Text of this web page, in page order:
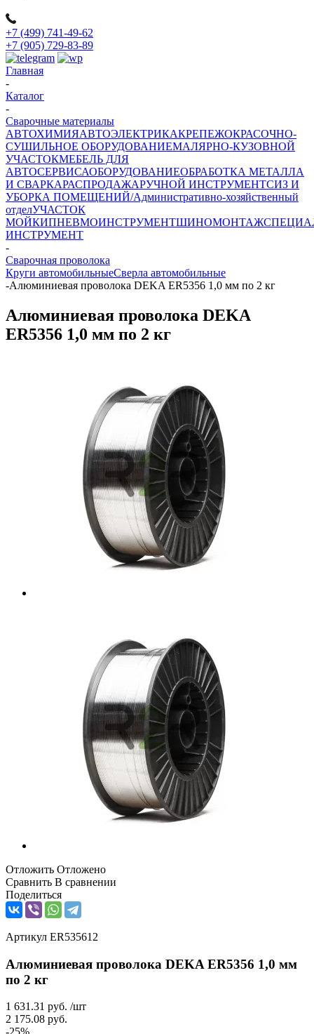
+7 (499) 741-49-62
+7 (905) 729-83-89
Главная
-
Каталог
-
Сварочные материалы
АВТОХИМИЯАВТОЭЛЕКТРИКАКРЕПЕЖОКРАСОЧНО-
СУШИЛЬНОЕ ОБОРУДОВАНИЕМАЛЯРНО-КУЗОВНОЙ
УЧАСТОКМЕБЕЛЬ ДЛЯ
АВТОСЕРВИСАОБОРУДОВАНИЕОБРАБОТКА МЕТАЛЛА
И СВАРКАРАСПРОДАЖАРУЧНОЙ ИНСТРУМЕНТСИЗ И
УБОРКА ПОМЕЩЕНИЙ/Административно-хозяйственный
отделУЧАСТОК
МОЙКИПНЕВМОИНСТРУМЕНТШИНОМОНТАЖ
ИНСТРУМЕНТ
-
Сварочная проволока
Круги автомобильныеСверла автомобильные
-Алюминиевая проволока DEKA ER5356 1,0 мм по 2 кг
Алюминиевая проволока DEKA
ER5356 1,0 мм по 2 кг
Отложить Отложено
Сравнить В сравнении
Поделиться
Артикул ER535612
Алюминиевая проволока DEKA ER5356 1,0 мм
по 2 кг
1 631.31 руб. /шт
2 175.08 руб.